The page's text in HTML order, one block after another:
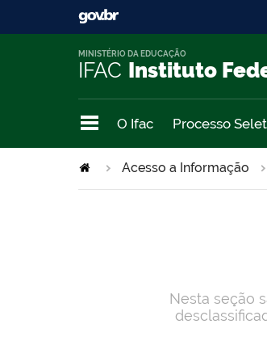
IFAC Instituto
MINISTÉRIO DA EDUCAÇÃO
O Ifac Processo
Acesso a Informação
Nesta seção